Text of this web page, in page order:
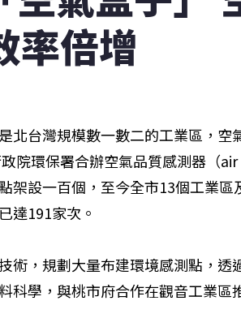
率倍增
北台灣規模數一數二的工業區，空
院環保署合辦空氣品質感測器（
架設一百個，至今全市13個工業
達191家次。
術，規劃大量布建環境感測點，
科學，與桃市府合作在觀音工業區